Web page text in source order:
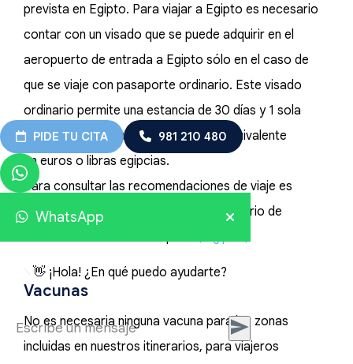
prevista en Egipto. Para viajar a Egipto es necesario
contar con un visado que se puede adquirir en el
aeropuerto de entrada a Egipto sólo en el caso de
que se viaje con pasaporte ordinario. Este visado
ordinario permite una estancia de 30 días y 1 sola
entrada y cuesta unos 25USD, o su equivalente
en euros o libras egipcias.
Para consultar las recomendaciones de viaje es
conveniente consultar la web del Ministerio de
Vacunas
No es necesaria ninguna vacuna para las zonas
incluidas en nuestros itinerarios, para viajeros
PIDE TU CITA 981 210 480
WhatsApp
👋 ¡Hola! ¿En qué puedo ayudarte?